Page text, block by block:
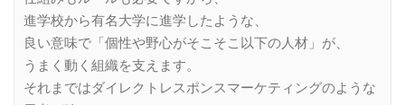
進学校から有名大学に進学したような、
良い意味で「個性や野心がそこそこ以下の人材」が、
うまく動く組織を支えます。
それまではダイレクトレスポンスマーケティングのような